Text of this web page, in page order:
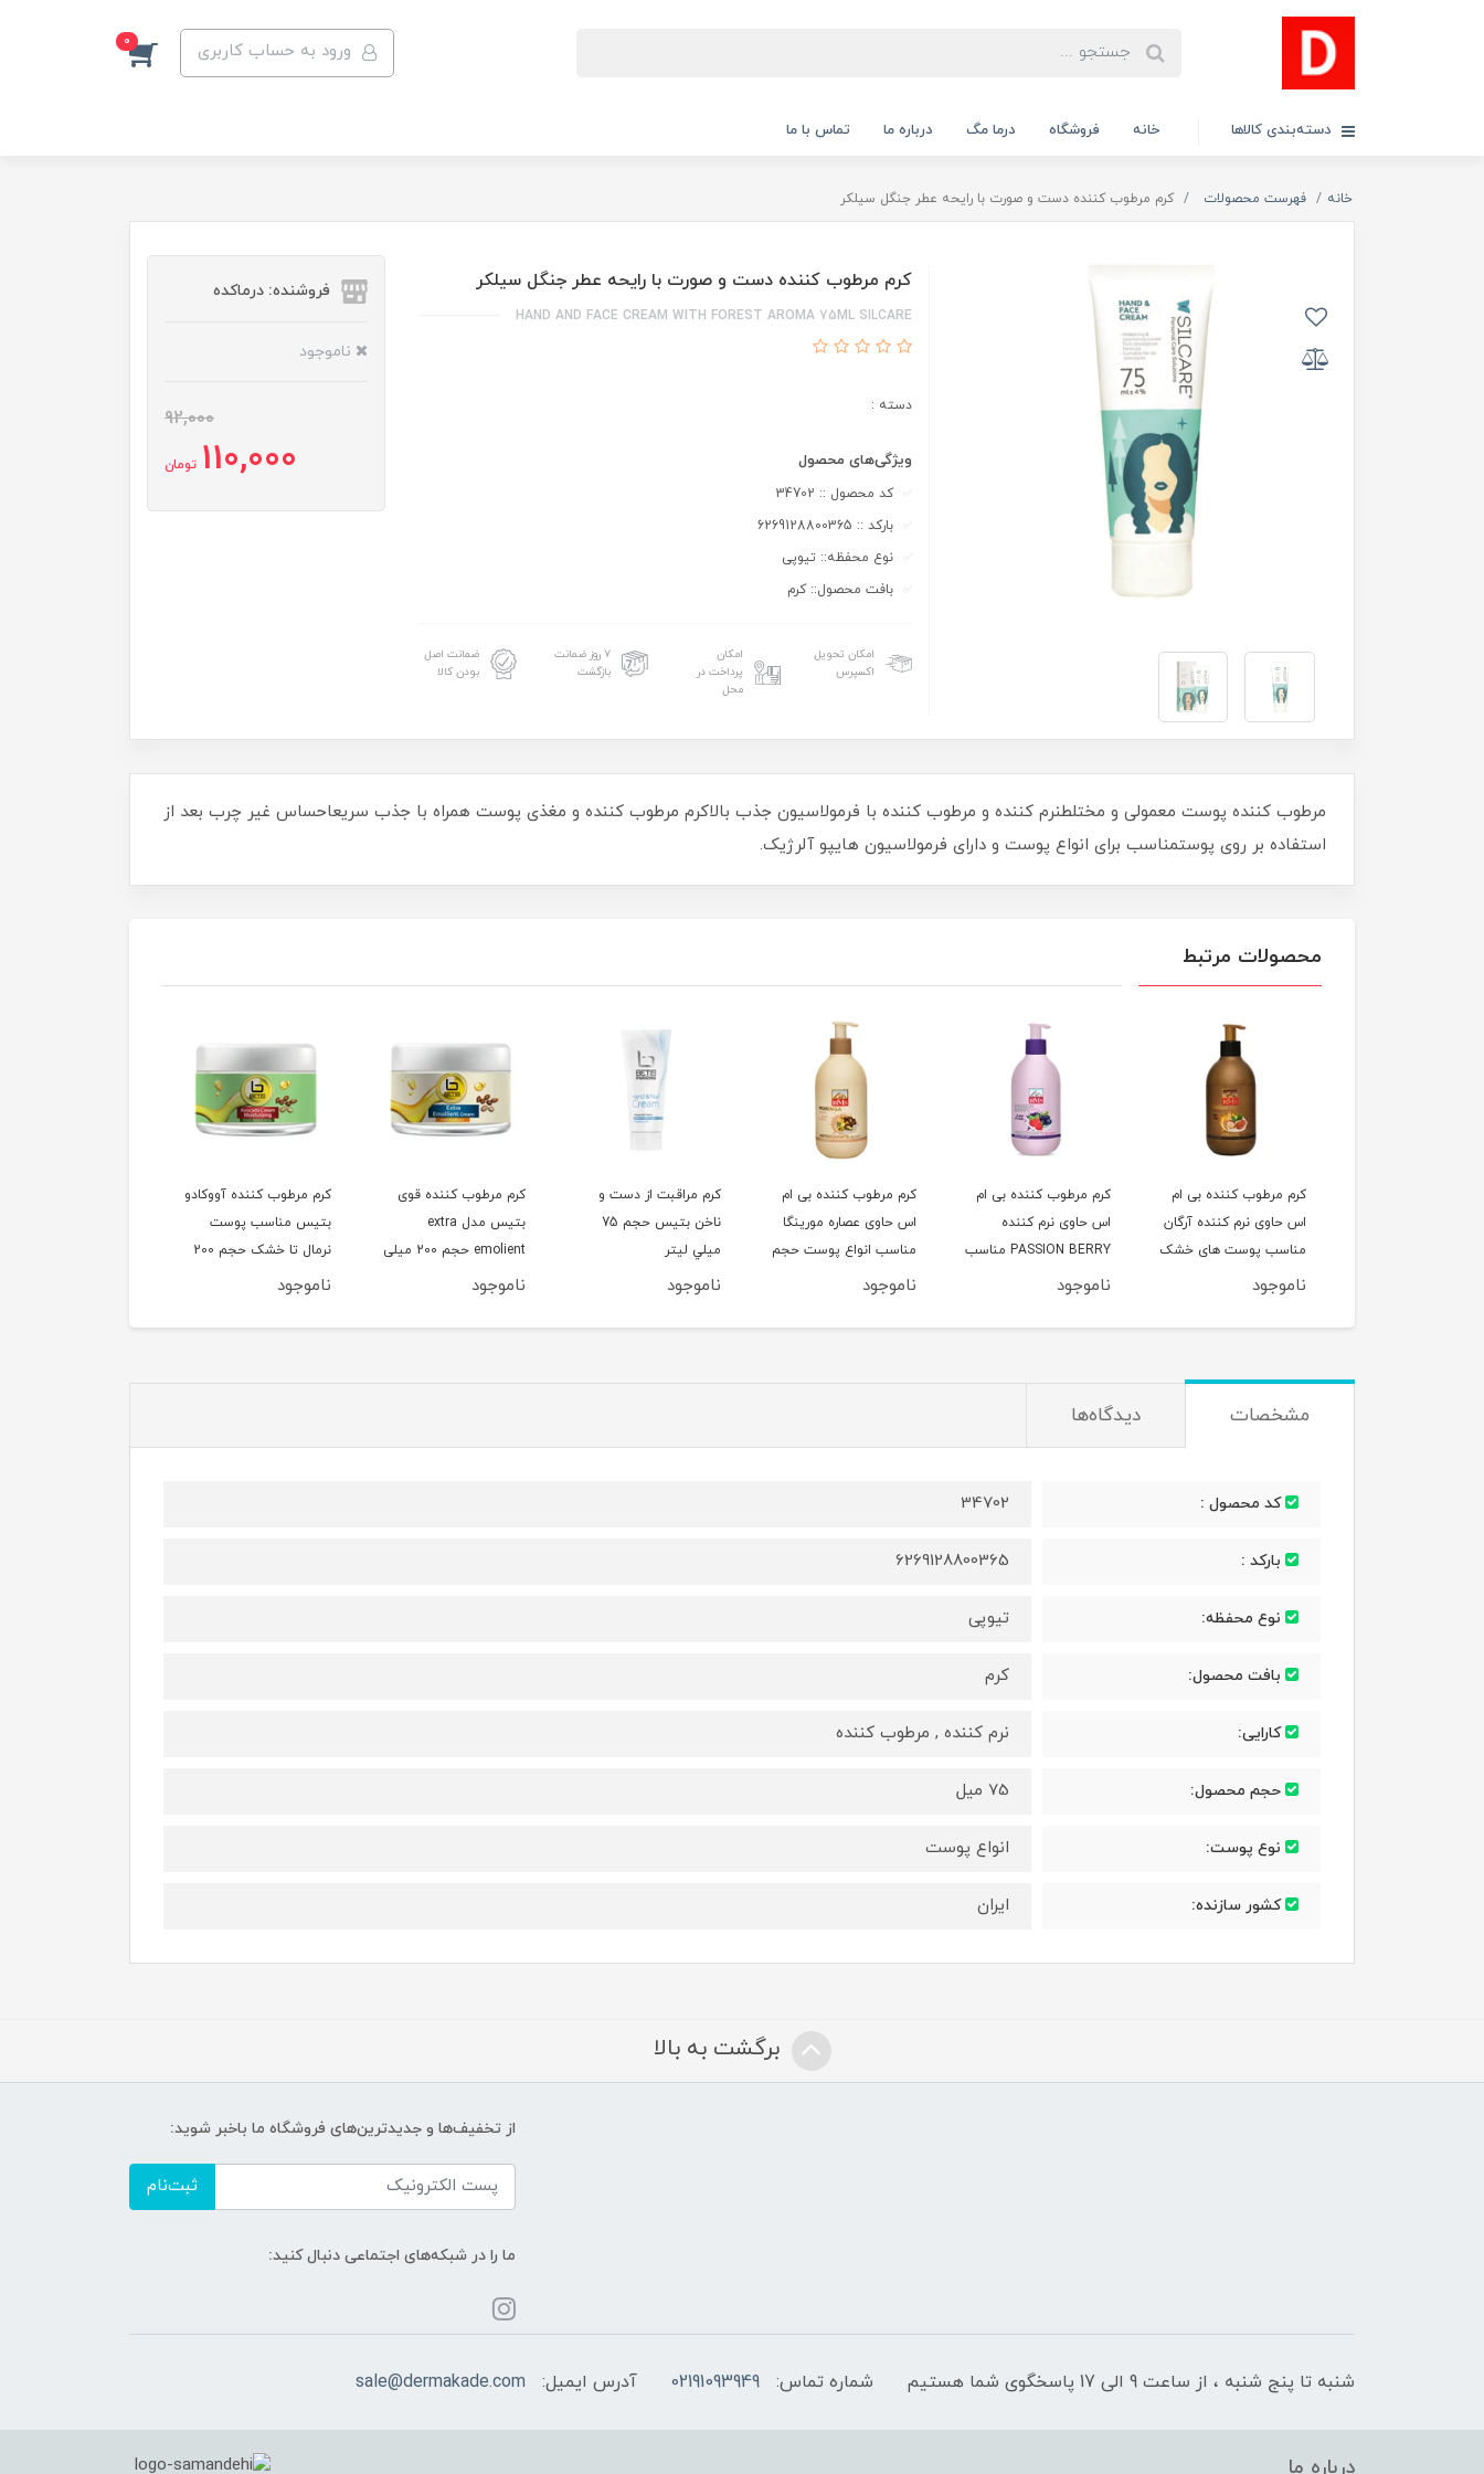
ورود به حساب کاربری 0
دسته‌بندی کالاها خانه فروشگاه درما مگ درباره ما تماس با ما
خانه فهرست محصولات کرم مرطوب کننده دست و صورت با رایحه عطر جنگل سیلکر
کرم مرطوب کننده دست و صورت با رایحه عطر جنگل سیلکر
HAND AND FACE CREAM WITH FOREST AROMA 75ML SILCARE
دسته :
ویژگی‌های محصول
کد محصول :: 34702
بارکد :: 6269128800365
نوع محفظه:: تیوپی
بافت محصول:: کرم
امکان تحویل
اکسپرس
امکان
پرداخت در
محل
۷ روز ضمانت
بازگشت
ضمانت اصل
بودن کالا
فروشنده: درماکده
ناموجود
92,000
110,000 تومان
مرطوب کننده پوست معمولی و مختلطنرم کننده و مرطوب کننده با فرمولاسیون جذب بالاکرم مرطوب کننده و مغذی پوست همراه با جذب سریعاحساس غیر چرب بعد از
استفاده بر روی پوستمناسب برای انواع پوست و دارای فرمولاسیون هایپو آلرژیک.
محصولات مرتبط
کرم مرطوب کننده بی ام
اس حاوی نرم کننده آرگان
مناسب پوست های خشک
ناموجود
کرم مرطوب کننده بی ام
اس حاوی نرم کننده
PASSION BERRY مناسب
ناموجود
کرم مرطوب کننده بی ام
اس حاوی عصاره مورینگا
مناسب انواع پوست حجم
300 میلی لیتر
ناموجود
کرم مراقبت از دست و
ناخن بتيس حجم 75
ميلي ليتر
ناموجود
کرم مرطوب کننده قوی
بتیس مدل extra
emolient حجم 200 میلی
لیتر
ناموجود
کرم مرطوب کننده آووکادو
بتیس مناسب پوست
نرمال تا خشک حجم 200
میلی لیتر
ناموجود
مشخصات دیدگاه‌ها
کد محصول : 34702
بارکد : 6269128800365
نوع محفظه: تیوپی
بافت محصول: کرم
کارایی: نرم کننده , مرطوب کننده
حجم محصول: 75 میل
نوع پوست: انواع پوست
کشور سازنده: ایران
برگشت به بالا
از تخفیف‌ها و جدیدترین‌های فروشگاه ما باخبر شوید:
ثبت‌نام
ما را در شبکه‌های اجتماعی دنبال کنید:
شنبه تا پنج شنبه ، از ساعت 9 الی 17 پاسخگوی شما هستیم شماره تماس: 02191093949 آدرس ایمیل: sale@dermakade.com
درباره ما